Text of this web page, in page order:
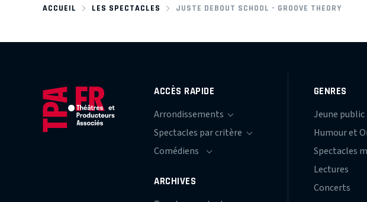
ACCUEIL LES SPECTACLES JUSTE DEBOUT SCHOOL - GROOVE THEORY
ACCÈS RAPIDE
ARCHIVES
GENRES
Jeune public
Humour et
Spectacles
Lectures
Concerts